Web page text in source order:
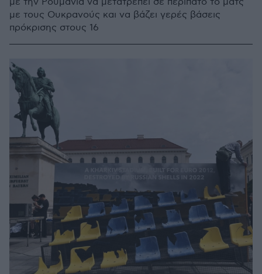
με τους Ουκρανούς και να βάζει γερές βάσεις
πρόκρισης στους 16